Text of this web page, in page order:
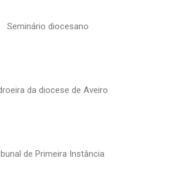
Seminário diocesano
da diocese de Aveiro
de Primeira Instância